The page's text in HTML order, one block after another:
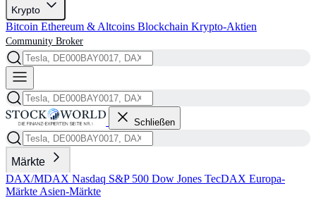
Krypto
Bitcoin Ethereum & Altcoins Blockchain Krypto-Aktien
Community Broker
Schließen
Märkte
DAX/MDAX Nasdaq S&P 500 Dow Jones TecDAX Europa-
Märkte Asien-Märkte